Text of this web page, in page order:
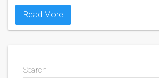
Read More
Search